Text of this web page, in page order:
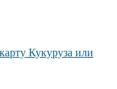
Кукуруза или